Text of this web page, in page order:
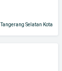
Tangerang Selatan Kota